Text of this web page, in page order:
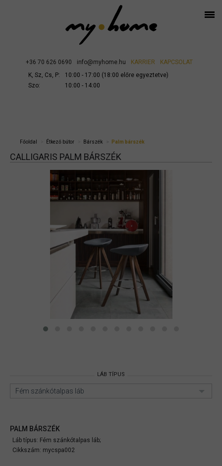
+36 70 626 0690 info@myhome.hu KARRIER
KAPCSOLAT
K, Sz, Cs, P:
10:00 - 17:00 (18:00 előre egyeztetve)
Szo:
10:00 - 14:00
Főoldal Étkező bútor Bárszék Palm bárszék
CALLIGARIS PALM BÁRSZÉK
LÁB TÍPUS
Fém szánkótalpas láb
PALM BÁRSZÉK
Láb típus: Fém szánkótalpas láb;
Cikkszám: mycspa002